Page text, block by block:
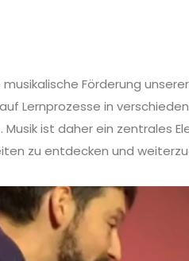
Förderung
Lernprozesse in
Musik ist daher ein zentrales
zu entdecken und